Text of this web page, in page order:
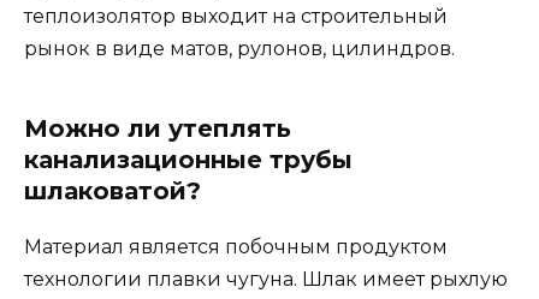
теплоизолятор выходит на строительный
рынок в виде матов, рулонов, цилиндров.
Можно ли утеплять
канализационные трубы
шлаковатой?
Материал является побочным продуктом
технологии плавки чугуна. Шлак имеет рыхлую